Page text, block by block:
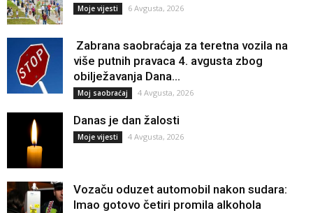
Moje vijesti 6 Avgusta, 2026
Zabrana saobraćaja za teretna vozila na
više putnih pravaca 4. avgusta zbog
obilježavanja Dana...
Moj saobraćaj 4 Avgusta, 2026
Danas je dan žalosti
Moje vijesti 4 Avgusta, 2026
Vozaču oduzet automobil nakon sudara:
Imao gotovo četiri promila alkohola